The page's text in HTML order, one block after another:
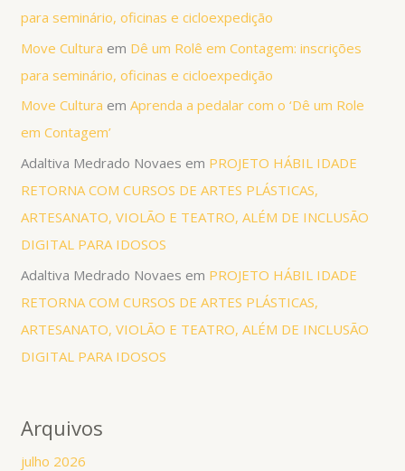
para seminário, oficinas e cicloexpedição
Move Cultura em Dê um Rolê em Contagem: inscrições
para seminário, oficinas e cicloexpedição
Move Cultura emAprenda a pedalar com o ‘Dê um Role
em Contagem’
Adaltiva Medrado Novaes em PROJETO HÁBIL IDADE
RETORNA COM CURSOS DE ARTES PLÁSTICAS,
ARTESANATO, VIOLÃO E TEATRO, ALÉM DE INCLUSÃO
DIGITAL PARA IDOSOS
Adaltiva Medrado Novaes em PROJETO HÁBIL IDADE
RETORNA COM CURSOS DE ARTES PLÁSTICAS,
ARTESANATO, VIOLÃO E TEATRO, ALÉM DE INCLUSÃO
DIGITAL PARA IDOSOS
Arquivos
julho 2026